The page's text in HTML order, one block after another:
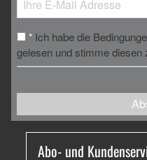
* Ich habe die
gelesen und stimme diesen
Abo- und